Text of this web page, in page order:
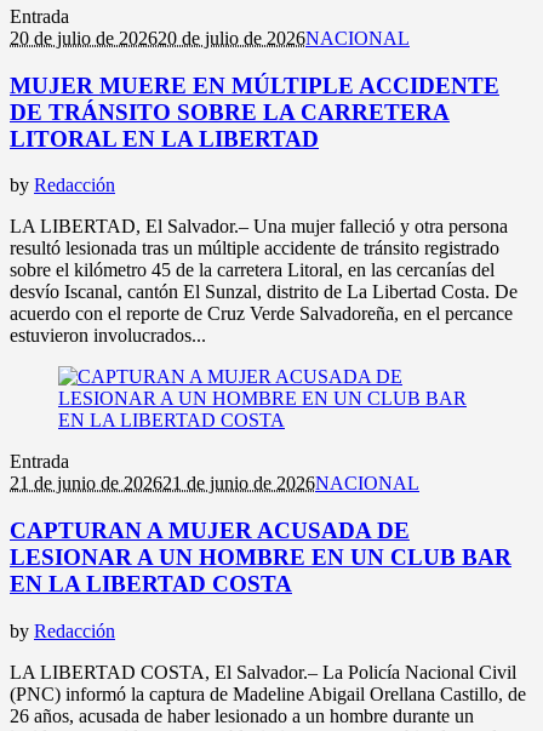
Entrada
20 de julio de 202620 de julio de 2026NACIONAL
MUJER MUERE EN MÚLTIPLE ACCIDENTE
DE TRÁNSITO SOBRE LA CARRETERA
LITORAL EN LA LIBERTAD
by Redacción
LA LIBERTAD, El Salvador.– Una mujer falleció y otra persona
resultó lesionada tras un múltiple accidente de tránsito registrado
sobre el kilómetro 45 de la carretera Litoral, en las cercanías del
desvío Iscanal, cantón El Sunzal, distrito de La Libertad Costa. De
acuerdo con el reporte de Cruz Verde Salvadoreña, en el percance
estuvieron involucrados...
Entrada
21 de junio de 202621 de junio de 2026NACIONAL
CAPTURAN A MUJER ACUSADA DE
LESIONAR A UN HOMBRE EN UN CLUB BAR
EN LA LIBERTAD COSTA
by Redacción
LA LIBERTAD COSTA, El Salvador.– La Policía Nacional Civil
(PNC) informó la captura de Madeline Abigail Orellana Castillo, de
26 años, acusada de haber lesionado a un hombre durante un